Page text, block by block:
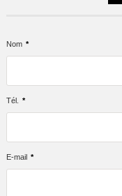
Nom *
Tél. *
E-mail *